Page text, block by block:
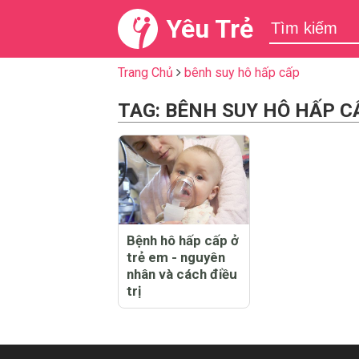
Yêu Trẻ
Trang Chủ bênh suy hô hấp cấp
TAG: BÊNH SUY HÔ HẤP
Bệnh hô hấp cấp ở
trẻ em - nguyên
nhân và cách điều
trị